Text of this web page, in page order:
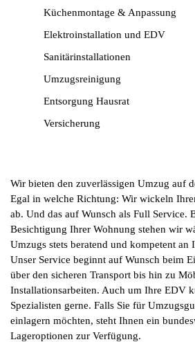
Küchenmontage & Anpassung
Elektroinstallation und EDV
Sanitärinstallationen
Umzugsreinigung
Entsorgung Hausrat
Versicherung
Wir bieten den zuverlässigen Umzug auf
Egal in welche Richtung: Wir wickeln
ab. Und das auf Wunsch als Full Service.
Besichtigung Ihrer Wohnung stehen wir
Umzugs stets beratend und kompetent an
Unser Service beginnt auf Wunsch beim
über den sicheren Transport bis hin zu
Installationsarbeiten. Auch um Ihre EDV
Spezialisten gerne. Falls Sie für
einlagern möchten, steht Ihnen ein
Lageroptionen zur Verfügung.